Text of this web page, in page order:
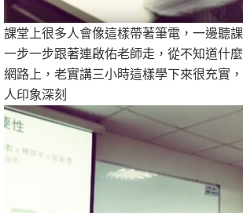
課堂上很多人會像這樣帶著筆電，一邊聽
一步一步跟著連啟佑老師走，從不知道什
網路上，老實講三小時這樣學下來很充實
人印象深刻